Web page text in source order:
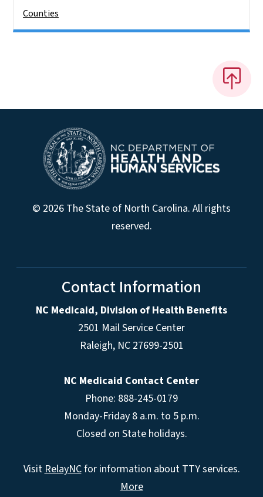
Counties
© 2026 The State of North Carolina. All rights
reserved.
Contact Information
NC Medicaid, Division of Health Benefits
2501 Mail Service Center
Raleigh, NC 27699-2501
NC Medicaid Contact Center
Phone: 888-245-0179
Monday-Friday 8 a.m. to 5 p.m.
Closed on State holidays.
VisitRelayNCfor information about TTY services.
More